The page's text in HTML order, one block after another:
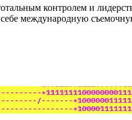
контролем и
международную